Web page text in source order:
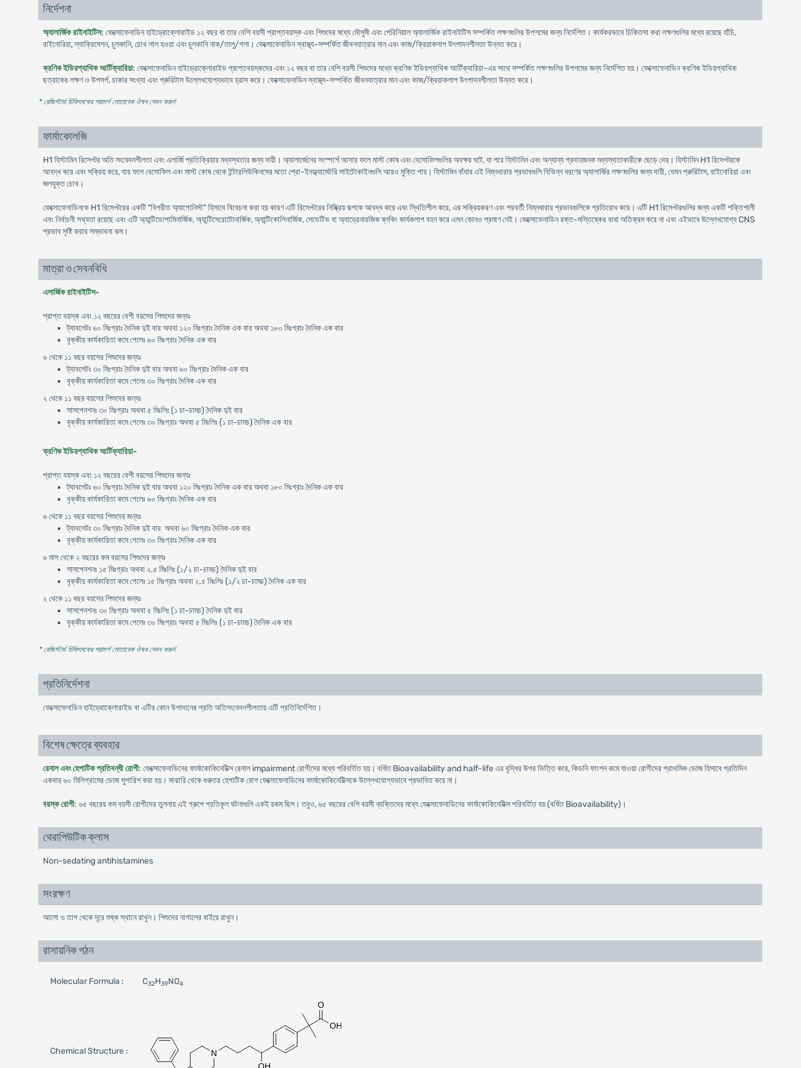
নির্দেশনা
অ্যালার্জিক রাইনাইটিস: ফেক্সোফেনাডিন হাইড্রোক্লোরাইড ১২ বছর বা তার বেশি বয়সী প্রাপ্তবয়স্ক এবং শিশুদের মধ্যে মৌসুমী এবং পেরিনিয়াল অ্যালার্জিক রাইনাইটিস সম্পর্কিত লক্ষণগুলির উপশমের জন্য নির্দেশিত। কার্যকরভাবে চিকিতসা করা লক্ষণগুলির মধ্যে রয়েছে হাঁচি,
রাইনোরিয়া, ল্যাক্রিমেশন, চুলকানি, চোখ লাল হওয়া এবং চুলকানি নাক/তালু/গলা। ফেক্সোফেনাডিন স্বাস্থ্য-সম্পর্কিত জীবনযাত্রার মান এবং কাজ/ক্রিয়াকলাপ উৎপাদনশীলতা উন্নত করে।
ক্রণিক ইডিয়প্যাথিক আর্টিক্যারিয়া: ফেক্সোফেনাডিন হাইড্রোক্লোরাইড প্রাপ্তবয়স্কদের এবং ১২ বছর বা তার বেশি বয়সী শিশুদের মধ্যে ক্রণিক ইডিয়প্যাথিক আর্টিক্যারিয়া-এর সাথে সম্পর্কিত লক্ষণগুলির উপশমের জন্য নির্দেশিত হয়। ফেক্সোফেনাডিন ক্রণিক ইডিয়প্যাথিক
ছত্রাকের লক্ষণ ও উপসর্গ, চাকার সংখ্যা এবং প্রুরিটাস উল্লেখযোগ্যভাবে হ্রাস করে। ফেক্সোফেনাডিন স্বাস্থ্য-সম্পর্কিত জীবনযাত্রার মান এবং কাজ/ক্রিয়াকলাপ উৎপাদনশীলতা উন্নত করে।
* রেজিস্টার্ড চিকিৎসকের পরামর্শ মোতাবেক ঔষধ সেবন করুন'
ফার্মাকোলজি
H1 হিস্টামিন রিসেপ্টর অতি সংবেদনশীলতা এবং এলার্জি প্রতিক্রিয়ার মধ্যস্থতার জন্য দায়ী। অ্যালার্জেনের সংস্পর্শে আসার ফলে মাস্ট কোষ এবং বেসোফিলগুলির অবক্ষয় ঘটে, যা পরে হিস্টামিন এবং অন্যান্য প্রদাহজনক মধ্যস্থতাকারীকে ছেড়ে দেয়। হিস্টামিন H1 রিসেপ্টরকে
আবদ্ধ করে এবং সক্রিয় করে, যার ফলে বেসোফিল এবং মাস্ট কোষ থেকে ইন্টারলিউকিনসের মতো প্রো-ইনফ্ল্যামেটরি সাইটোকাইনগুলি আরও মুক্তি পায়। হিস্টামিন বাঁধার এই নিম্নধারার প্রভাবগুলি বিভিন্ন ধরণের অ্যালার্জির লক্ষণগুলির জন্য দায়ী, যেমন প্রুরিটাস, রাইনোরিয়া এবং
জলযুক্ত চোখ।
ফেক্সোফেনাডিনকে H1 রিসেপ্টরের একটি "বিপরীত অ্যাগোনিস্ট" হিসাবে বিবেচনা করা হয় কারণ এটি রিসেপ্টরের নিষ্ক্রিয় রূপকে আবদ্ধ করে এবং স্থিতিশীল করে, এর সক্রিয়করণ এবং পরবর্তী নিম্নধারার প্রভাবগুলিকে প্রতিরোধ করে। এটি H1 রিসেপ্টরগুলির জন্য একটি শক্তিশালী
এবং নির্বাচনী সখ্যতা রয়েছে এবং এটি অ্যান্টিডোপামিনার্জিক, অ্যান্টিসেরোটোনার্জিক, অ্যান্টিকোলিনার্জিক, সেডেটিভ বা অ্যাড্রেনারজিক ব্লকিং কার্যকলাপ বহন করে এমন কোনও প্রমাণ নেই। ফেক্সোফেনাডিন রক্ত-মস্তিষ্কের বাধা অতিক্রম করে না এবং এইভাবে উল্লেখযোগ্য CNS
প্রভাব সৃষ্টি করার সম্ভাবনা কম।
মাত্রা ও সেবনবিধি
এলার্জিক রাইনাইটিস-
প্রাপ্ত বয়স্ক এবং ১২ বছরের বেশী বয়সের শিশুদের জন্যঃ
ট্যাবলেটঃ ৬০ মিঃগ্রাঃ দৈনিক দুই বার অথবা ১২০ মিঃগ্রাঃ দৈনিক এক বার অথবা ১৮০ মিঃগ্রাঃ দৈনিক এক বার
বৃক্কীয় কার্যকারিতা কমে গেলেঃ ৬০ মিঃগ্রাঃ দৈনিক এক বার
৬ থেকে ১১ বছর বয়সের শিশুদের জন্যঃ
ট্যাবলেটঃ ৩০ মিঃগ্রাঃ দৈনিক দুই বার অথবা ৬০ মিঃগ্রাঃ দৈনিক এক বার
বৃক্কীয় কার্যকারিতা কমে গেলেঃ ৩০ মিঃগ্রাঃ দৈনিক এক বার
২ থেকে ১১ বছর বয়সের শিশুদের জন্যঃ
সাসপেনশনঃ ৩০ মিঃগ্রাঃ অথবা ৫ মিঃলিঃ (১ চা-চামচ) দৈনিক দুই বার
বৃক্কীয় কার্যকারিতা কমে গেলেঃ ৩০ মিঃগ্রাঃ অথবা ৫ মিঃলিঃ (১ চা-চামচ) দৈনিক এক বার
ক্রণিক ইডিয়প্যাথিক আর্টিক্যারিয়া-
প্রাপ্ত বয়স্ক এবং ১২ বছরের বেশী বয়সের শিশুদের জন্যঃ
ট্যাবলেটঃ ৬০ মিঃগ্রাঃ দৈনিক দুই বার অথবা ১২০ মিঃগ্রাঃ দৈনিক এক বার অথবা ১৮০ মিঃগ্রাঃ দৈনিক এক বার
বৃক্কীয় কার্যকারিতা কমে গেলেঃ ৬০ মিঃগ্রাঃ দৈনিক এক বার
৬ থেকে ১১ বছর বয়সের শিশুদের জন্যঃ
ট্যাবলেটঃ ৩০ মিঃগ্রাঃ দৈনিক দুই বার অথবা ৬০ মিঃগ্রাঃ দৈনিক এক বার
বৃক্কীয় কার্যকারিতা কমে গেলেঃ ৩০ মিঃগ্রাঃ দৈনিক এক বার
৬ মাস থেকে ২ বছরের কম বয়সের শিশুদের জন্যঃ
সাসপেনশনঃ ১৫ মিঃগ্রাঃ অথবা ২.৫ মিঃলিঃ (১/২ চা-চামচ) দৈনিক দুই বার
বৃক্কীয় কার্যকারিতা কমে গেলেঃ ১৫ মিঃগ্রাঃ অথবা ২.৫ মিঃলিঃ (১/২ চা-চামচ) দৈনিক এক বার
২ থেকে ১১ বছর বয়সের শিশুদের জন্যঃ
সাসপেনশনঃ ৩০ মিঃগ্রাঃ অথবা ৫ মিঃলিঃ (১ চা-চামচ) দৈনিক দুই বার
বৃক্কীয় কার্যকারিতা কমে গেলেঃ ৩০ মিঃগ্রাঃ অথবা ৫ মিঃলিঃ (১ চা-চামচ) দৈনিক এক বার
* রেজিস্টার্ড চিকিৎসকের পরামর্শ মোতাবেক ঔষধ সেবন করুন'
প্রতিনির্দেশনা
ফেক্সোফেনাডিন হাইড্রোক্লোরাইড বা এটির কোন উপাদানের প্রতি অতিসংবেদনশীলতায় এটি প্রতিনির্দেশিত।
বিশেষ ক্ষেত্রে ব্যবহার
রেনাল এবং হেপাটিক প্রতিবন্ধী রোগী: ফেক্সোফেনাডিনের ফার্মাকোকিনেটিক্স রেনাল impairment রোগীদের মধ্যে পরিবর্তিত হয়। বর্ধিত Bioavailability and half-life এর বৃদ্ধির উপর ভিত্তি করে, কিডনি ফাংশন কমে যাওয়া রোগীদের প্রাথমিক ডোজ হিসাবে প্রতিদিন
একবার ৬০ মিলিগ্রামের ডোজ সুপারিশ করা হয়। মাঝারি থেকে গুরুতর হেপাটিক রোগ ফেক্সোফেনাডিনের ফার্মাকোকিনেটিক্সকে উল্লেখযোগ্যভাবে প্রভাবিত করে না।
বয়স্ক রোগী: ৬৫ বছরের কম বয়সী রোগীদের তুলনায় এই গ্রুপে প্রতিকূল ঘটনাগুলি একই রকম ছিল। তবুও, ৬৫ বছরের বেশি বয়সী ব্যক্তিদের মধ্যে ফেক্সোফেনাডিনের ফার্মাকোকিনেটিক্স পরিবর্তিত হয় (বর্ধিত Bioavailability)।
থেরাপিউটিক ক্লাস
Non-sedating antihistamines
সংরক্ষণ
আলো ও তাপ থেকে দূরে শুষ্ক স্থানে রাখুন। শিশুদের নাগালের বাইরে রাখুন।
রাসায়নিক গঠন
Molecular Formula : C32H39NO4
Chemical Structure :